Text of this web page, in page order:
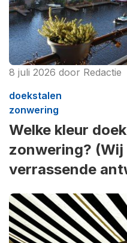
8 juli 2026 door Redactie
doekstalen
zonwering
Welke kleur
zonwering? (Wij
verrassende